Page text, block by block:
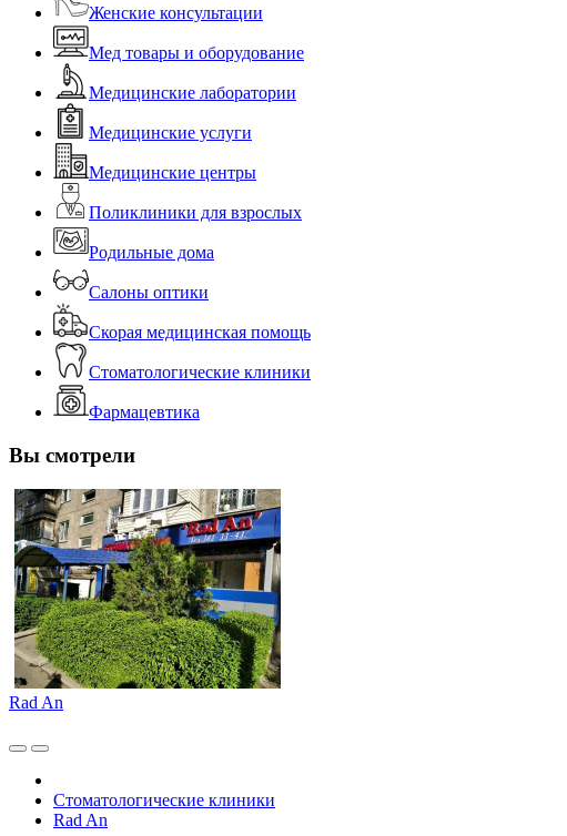
Женские консультации
Мед товары и оборудование
Медицинские лаборатории
Медицинские услуги
Медицинские центры
Поликлиники для взрослых
Родильные дома
Салоны оптики
Скорая медицинская помощь
Стоматологические клиники
Фармацевтика
Вы смотрели
Rad An
Стоматологические клиники
Rad An